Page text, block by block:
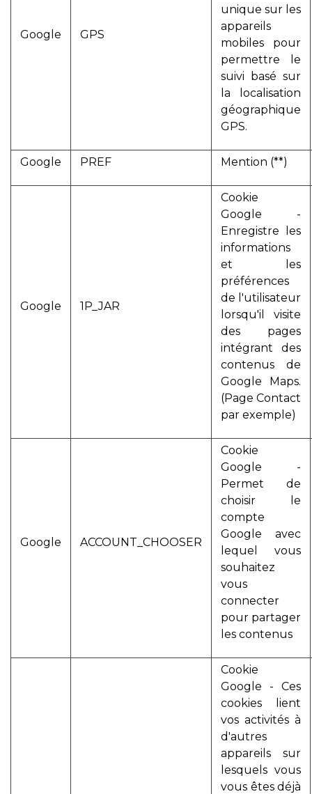
Google GPS
unique sur les
appareils
mobiles pour
permettre le
suivi basé sur
la localisation
géographique
GPS.
Google PREF Mention (**)
Google 1P_JAR
Cookie
Google -
Enregistre les
informations
et les
préférences
de l'utilisateur
lorsqu'il visite
des pages
intégrant des
contenus de
Google Maps.
(Page Contact
par exemple)
Google ACCOUNT_CHOOSER
Cookie
Google -
Permet de
choisir le
compte
Google avec
lequel vous
souhaitez
vous
connecter
pour partager
les contenus
Cookie
Google - Ces
cookies lient
vos activités à
d'autres
appareils sur
lesquels vous
vous êtes déjà